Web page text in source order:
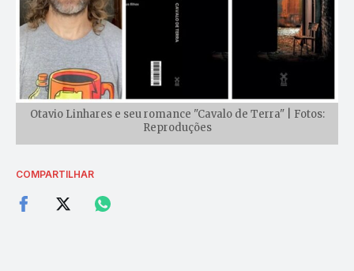
Otavio Linhares e seu romance "Cavalo de Terra" | Fotos:
Reproduções
COMPARTILHAR